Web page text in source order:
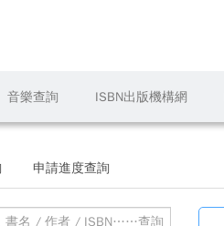
音樂查詢 ISBN出版機構網
申請進度查詢